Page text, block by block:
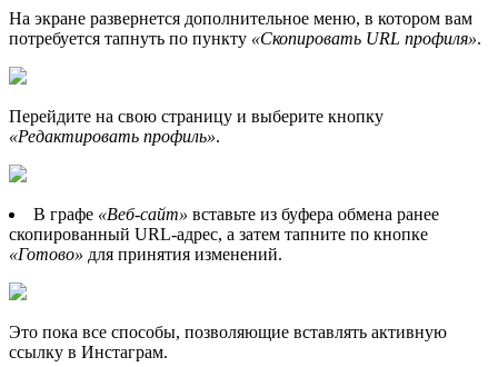
На экране развернется дополнительное меню, в котором вам
потребуется тапнуть по пункту «Скопировать URL профиля».
Перейдите на свою страницу и выберите кнопку
«Редактировать профиль».
В графе «Веб-сайт» вставьте из буфера обмена ранее
скопированный URL-адрес, а затем тапните по кнопке
«Готово» для принятия изменений.
Это пока все способы, позволяющие вставлять активную
ссылку в Инстаграм.